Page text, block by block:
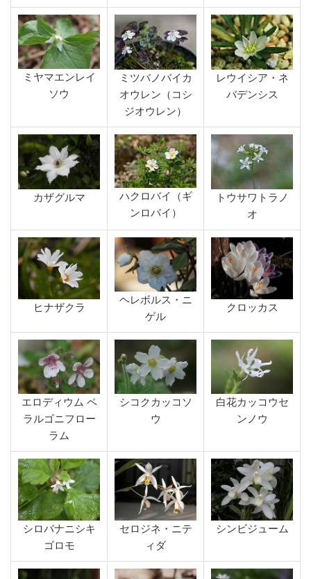
ミヤマエンレイ
ソウ
ミツバノバイカ
オウレン（コシ
ジオウレン）
レウイシア・ネ
バデンシス
カザグルマ
ハクロバイ（ギ
ンロバイ）
トウサワトラノ
オ
ヒナザクラ
ヘレボルス・ニ
ゲル
クロッカス
エロディウム ペ
ラルゴニフロー
ラム
シコクカッコソ
ウ
白花カッコウセ
ンノウ
シロバナニシキ
ゴロモ
セロジネ・ニテ
ィダ
シンビジューム